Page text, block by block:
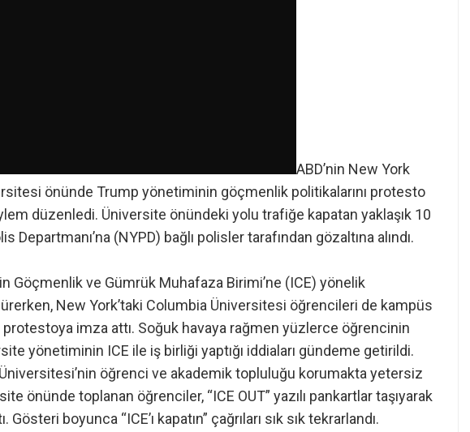
ABD’nin New York
önünde Trump yönetiminin göçmenlik politikalarını protesto
düzenledi. Üniversite önündeki yolu trafiğe kapatan yaklaşık 10
Departmanı’na (NYPD) bağlı polisler tarafından gözaltına alındı.
Göçmenlik ve Gümrük Muhafaza Birimi’ne (ICE) yönelik
New York’taki Columbia Üniversitesi öğrencileri de kampüs
protestoya imza attı. Soğuk havaya rağmen yüzlerce öğrencinin
yönetiminin ICE ile iş birliği yaptığı iddiaları gündeme getirildi.
öğrenci ve akademik topluluğu korumakta yetersiz
önünde toplanan öğrenciler, “ICE OUT” yazılı pankartlar taşıyarak
boyunca “ICE’ı kapatın” çağrıları sık sık tekrarlandı.